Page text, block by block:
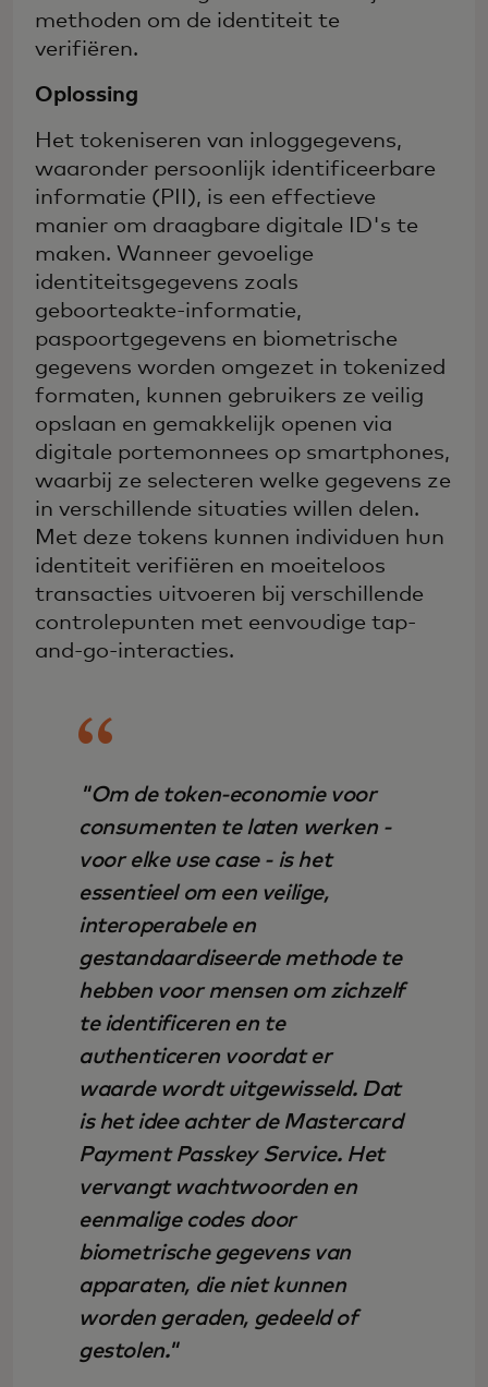
methoden om de identiteit te
verifiëren.
Oplossing
Het tokeniseren van inloggegevens,
waaronder persoonlijk identificeerbare
informatie (PII), is een effectieve
manier om draagbare digitale ID's te
maken. Wanneer gevoelige
identiteitsgegevens zoals
geboorteakte-informatie,
paspoortgegevens en biometrische
gegevens worden omgezet in tokenized
formaten, kunnen gebruikers ze veilig
opslaan en gemakkelijk openen via
digitale portemonnees op smartphones,
waarbij ze selecteren welke gegevens ze
in verschillende situaties willen delen.
Met deze tokens kunnen individuen hun
identiteit verifiëren en moeiteloos
transacties uitvoeren bij verschillende
controlepunten met eenvoudige tap-
and-go-interacties.
"Om de token-economie voor
consumenten te laten werken -
voor elke use case - is het
essentieel om een veilige,
interoperabele en
gestandaardiseerde methode te
hebben voor mensen om zichzelf
te identificeren en te
authenticeren voordat er
waarde wordt uitgewisseld. Dat
is het idee achter de Mastercard
Payment Passkey Service. Het
vervangt wachtwoorden en
eenmalige codes door
biometrische gegevens van
apparaten, die niet kunnen
worden geraden, gedeeld of
gestolen."